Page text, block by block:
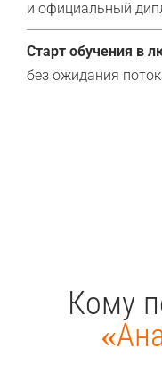
и официальный
Старт обучения в
без ожидания
Кому